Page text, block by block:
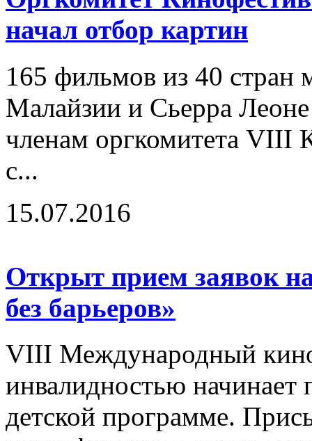
начал отбор картин
165 фильмов из 40 стран
Малайзии и Сьерра
членам оргкомитета VIII
с...
15.07.2016
Открыт прием заявок
без барьеров»
VIII Международный
инвалидностью начинает
детской программе.